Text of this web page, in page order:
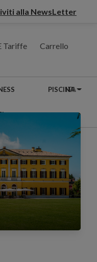
Tariffe Carrello
PISCINA
ITA
alla NewsLetter